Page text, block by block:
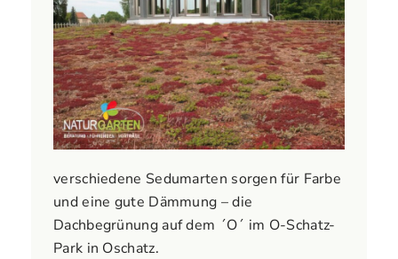
verschiedene Sedumarten sorgen für Farbe
und eine gute Dämmung – die
Dachbegrünung auf dem ´O´ im O-Schatz-
Park in Oschatz.